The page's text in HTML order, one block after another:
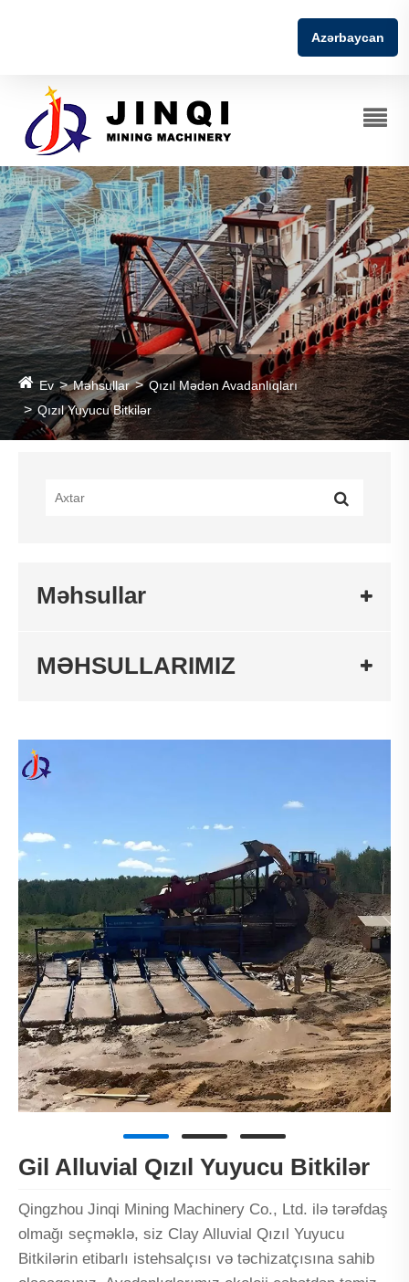
Azərbaycan
Ev Məhsullar
Qızıl Mədən Avadanlıqları
Qızıl Yuyucu Bitkilər
Məhsullar
MƏHSULLARIMIZ
Gil Alluvial Qızıl Yuyucu Bitkilər
Qingzhou Jinqi Mining Machinery Co., Ltd. ilə tərəfdaş
olmağı seçməklə, siz Clay Alluvial Qızıl Yuyucu
Bitkilərin etibarlı istehsalçısı və təchizatçısına sahib